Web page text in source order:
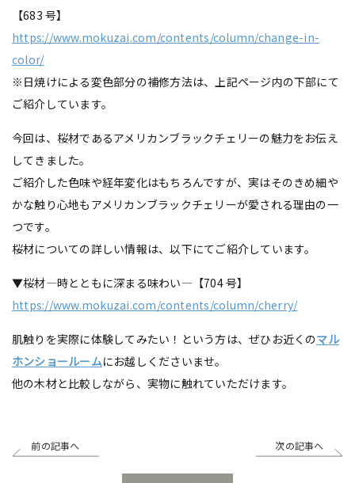
【683 号】
https://www.mokuzai.com/contents/column/change-in-
color/
※日焼けによる変色部分の補修方法は、上記ページ内の下部にて
ご紹介しています。
今回は、桜材であるアメリカンブラックチェリーの魅力をお伝え
してきました。
ご紹介した色味や経年変化はもちろんですが、実はそのきめ細や
かな触り心地もアメリカンブラックチェリーが愛される理由の一
つです。
桜材についての詳しい情報は、以下にてご紹介しています。
▼桜材―時とともに深まる味わい―【704 号】
https://www.mokuzai.com/contents/column/cherry/
肌触りを実際に体験してみたい！という方は、ぜひお近くのマル
ホンショールームにお越しくださいませ。
他の木材と比較しながら、実物に触れていただけます。
前の記事へ 次の記事へ